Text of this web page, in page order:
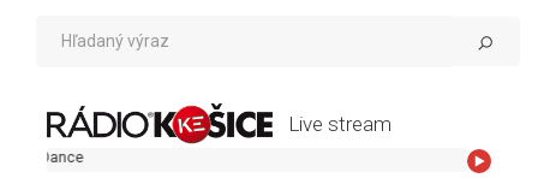
Live stream
Lady Gaga -